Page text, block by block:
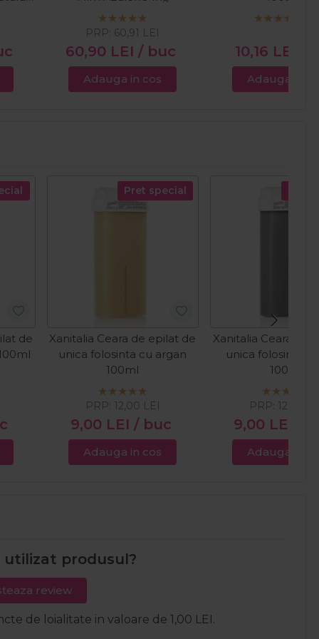
60,90 LEI / buc
PRP: 60,91 LEI
Adauga in cos
10,16 LEI
Adauga in
de
Pret special
Xanitalia Ceara de epilat de
unica folosinta cu argan
100ml
9,00 LEI / buc
PRP: 12,00 LEI
Adauga in cos
Xanitalia Ceara de
unica folosinta
100ml
9,00 LEI
PRP: 12,00
Adauga in
utilizat produsul?
review
de loialitate in valoare de 1,00 LEI.